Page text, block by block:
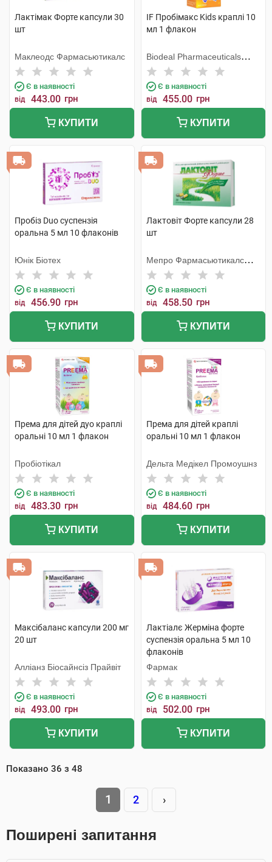
Лактімак Форте капсули 30
шт
Маклеодс Фармасьютикалс
Є в наявності
від 443.00 грн
КУПИТИ
IF Пробімакс Kids краплі 10
мл 1 флакон
Biodeal Pharmaceuticals
Private Limited
Є в наявності
від 455.00 грн
КУПИТИ
Пробіз Duo суспензія
оральна 5 мл 10 флаконів
Юнік Біотех
Є в наявності
від 456.90 грн
КУПИТИ
Лактовіт Форте капсули 28
шт
Мепро Фармасьютикалс
Пріват
Є в наявності
від 458.50 грн
КУПИТИ
Према для дітей дуо краплі
оральні 10 мл 1 флакон
Пробіотікал
Є в наявності
від 483.30 грн
КУПИТИ
Према для дітей краплі
оральні 10 мл 1 флакон
Дельта Медікел Промоушнз
Є в наявності
від 484.60 грн
КУПИТИ
Максібаланс капсули 200 мг
20 шт
Алліанз Біосайнсіз Прайвіт
Є в наявності
від 493.00 грн
КУПИТИ
Лактіалє Жерміна форте
суспензія оральна 5 мл 10
флаконів
Фармак
Є в наявності
від 502.00 грн
КУПИТИ
Показано 36 з 48
1 2 ›
Поширені запитання